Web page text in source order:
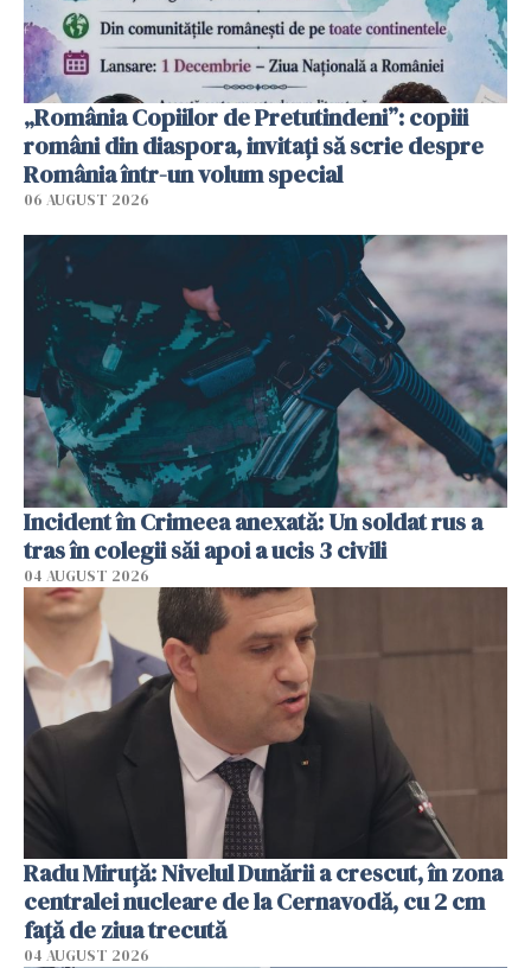
„România Copiilor de Pretutindeni”: copiii
români din diaspora, invitați să scrie despre
România într-un volum special
06 AUGUST 2026
Incident în Crimeea anexată: Un soldat rus a
tras în colegii săi apoi a ucis 3 civili
04 AUGUST 2026
Radu Miruţă: Nivelul Dunării a crescut, în zona
centralei nucleare de la Cernavodă, cu 2 cm
faţă de ziua trecută
04 AUGUST 2026